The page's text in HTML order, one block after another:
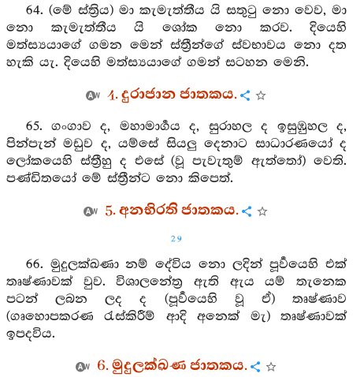
64. (මේ ස්ත්‍රිය) මා කැමැත්තීය යි සතුටු නො වෙව, මා
නො කැමැත්තීය යි ශෝක නො කරව. දියෙහි
මත්ස්‍යයාගේ ගමන මෙන් ස්ත්‍රීන්ගේ ස්වභාවය නො දත
හැකි යැ. දියෙහි මත්ස්‍යයාගේ ගමන් සටහන මෙනි.
4. දුරාජාන ජාතකය.
65. ගංගාව ද, මහාමාර්‍ගය ද, සුරාහල ද ඉසුඹුහල ද,
පින්පැන් මඩුව ද, යම්සේ සියලු දෙනාට සාධාරණයෝ ද
ලෝකයෙහි ස්ත්‍රීහු ද එසේ (වූ පැවැතුම් ඇත්තෝ) වෙති.
පණ්ඩිතයෝ මේ ස්ත්‍රීන්ට නො කිපෙත්.
5. අනභිරති ජාතකය.
29
66. මුදුලක්ඛණා නම් දේවිය නො ලදින් පූර්‍වයෙහි එක්
තෘෂ්ණාවක් වුව. විශාලනේත්‍ර ඇති ඇය යම් තැනෙක
පටන් ලබන ලද ද (පූර්‍වයෙහි වූ ඒ) තෘෂ්ණාව
(ගෘහොපකරණ රැස්කිරීම් ආදි අනෙක් මැ) තෘෂ්ණාවක්
ඉපදවිය.
6. මුදුලක්ඛණ ජාතකය.